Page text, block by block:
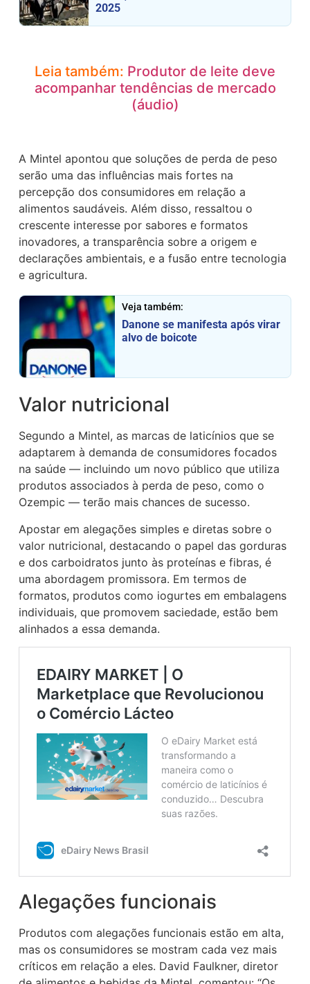
2025
Leia também: Produtor de leite deve
acompanhar tendências de mercado
(áudio)
A Mintel apontou que soluções de perda de peso
serão uma das influências mais fortes na
percepção dos consumidores em relação a
alimentos saudáveis. Além disso, ressaltou o
crescente interesse por sabores e formatos
inovadores, a transparência sobre a origem e
declarações ambientais, e a fusão entre tecnologia
e agricultura.
Veja também:
Danone se manifesta após virar
alvo de boicote
Valor nutricional
Segundo a Mintel, as marcas de laticínios que se
adaptarem à demanda de consumidores focados
na saúde — incluindo um novo público que utiliza
produtos associados à perda de peso, como o
Ozempic — terão mais chances de sucesso.
Apostar em alegações simples e diretas sobre o
valor nutricional, destacando o papel das gorduras
e dos carboidratos junto às proteínas e fibras, é
uma abordagem promissora. Em termos de
formatos, produtos como iogurtes em embalagens
individuais, que promovem saciedade, estão bem
alinhados a essa demanda.
Alegações funcionais
Produtos com alegações funcionais estão em alta,
mas os consumidores se mostram cada vez mais
críticos em relação a eles. David Faulkner, diretor